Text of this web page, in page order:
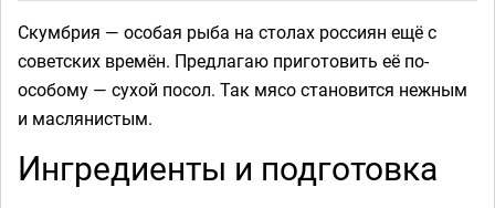
Скумбрия — особая рыба на столах россиян ещё с
советских времён. Предлагаю приготовить её по-
особому — сухой посол. Так мясо становится нежным
и маслянистым.
Ингредиенты и подготовка